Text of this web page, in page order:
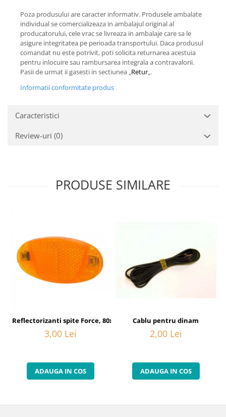
Poza produsului are caracter informativ. Produsele ambalate
individual se comercializeaza in ambalajul original al
producatorului, cele vrac se livreaza in ambalaje care sa le
asigure integritatea pe perioada transportului. Daca produsul
comandat nu este potrivit, poti solicita returnarea acestuia
pentru inlocuire sau rambursarea integrala a contravalorii.
Pasii de urmat ii gasesti in sectiunea „Retur„.
Informatii conformitate produs
Caracteristici
Review-uri (0)
PRODUSE SIMILARE
Reflectorizanti spite Force, 80x40 mm, orange
3,00 Lei
ADAUGA IN COS
Cablu pentru dinam
2,00 Lei
ADAUGA IN COS